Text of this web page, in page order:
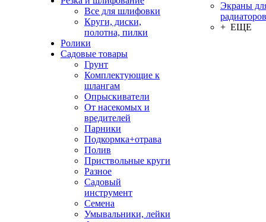
Все для шлифовки
Круги, диски,
полотна, пилки
Ролики
Садовые товары
Грунт
Комплектующие к
шлангам
Опрыскиватели
От насекомых и
вредителей
Парники
Подкормка+отрава
Полив
Приствольные круги
Разное
Садовый
инструмент
Семена
Умывальники, лейки
Экраны
радиаторов
+ ЕЩЕ